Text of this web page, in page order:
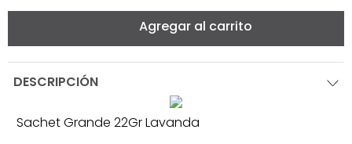
Agregar al carrito
DESCRIPCIÓN
Sachet Grande 22Gr Lavanda